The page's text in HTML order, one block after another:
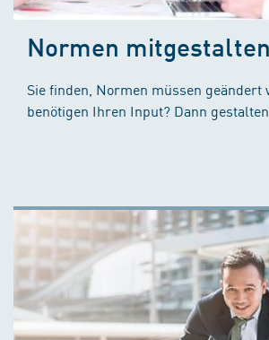
Normen mitgestalten
Sie finden, Normen müssen geändert
benötigen Ihren Input? Dann